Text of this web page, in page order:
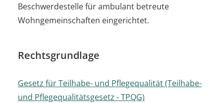
Beschwerdestelle für ambulant betreute
Wohngemeinschaften eingerichtet.
Rechtsgrundlage
Gesetz für Teilhabe- und Pflegequalität (Teilhabe-
und Pflegequalitätsgesetz - TPQG)